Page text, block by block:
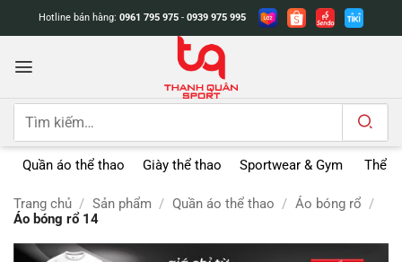
dung
Hotline bán hàng: 0961 795 975 - 0939 975 995
Tìm
Quần áo thể thao Giày thể thao Sportwear & Gym Thể
Trang chủ / Sản phẩm / Quần áo thể thao / Áo bóng rổ /
Áo bóng rổ 14